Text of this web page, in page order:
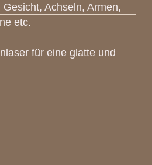
Achseln, Armen,
etc.
für eine glatte und